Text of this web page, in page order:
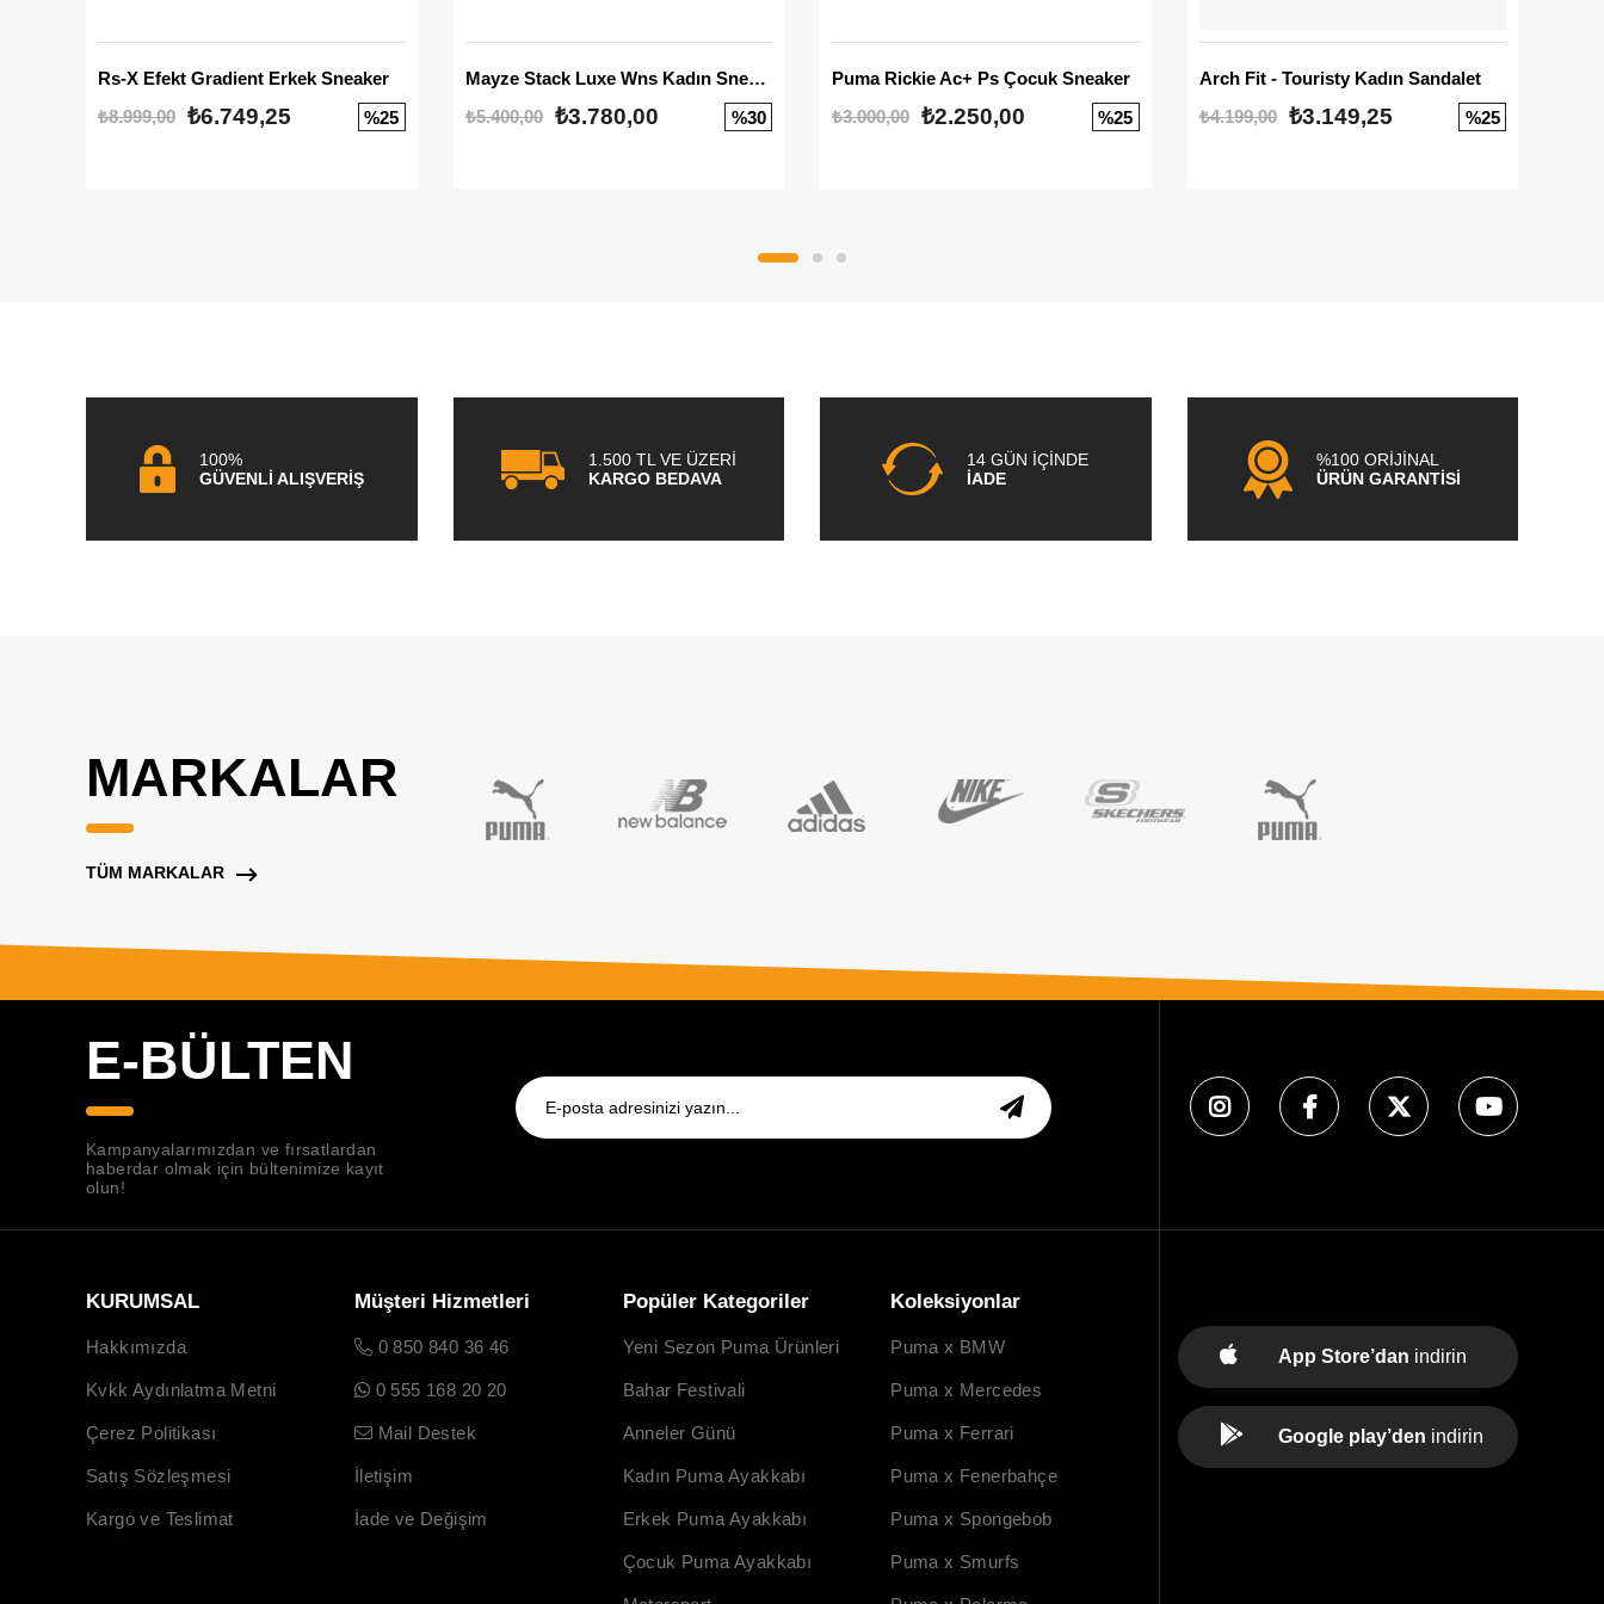
Rs-X Efekt Gradient Erkek Sneaker
₺8.999,00 ₺6.749,25 %25
Mayze Stack Luxe Wns Kadın Sneaker
₺5.400,00
₺3.780,00 %30
Puma Rickie Ac+ Ps Çocuk Sneaker
₺3.000,00 ₺2.250,00 %25
Arch Fit - Touristy Kadın Sandalet
₺4.199,00
₺3.149,25 %25
100%
GÜVENLİ ALIŞVERİŞ
1.500 TL VE ÜZERİ
KARGO BEDAVA
14 GÜN İÇİNDE
İADE
%100 ORİJİNAL
ÜRÜN GARANTİSİ
MARKALAR
TÜM MARKALAR
E-BÜLTEN
Kampanyalarımızdan ve fırsatlardan
haberdar olmak için bültenimize kayıt
olun!
KURUMSAL
Hakkımızda
Kvkk Aydınlatma Metni
Çerez Politikası
Satış Sözleşmesi
Kargo ve Teslimat
Müşteri Hizmetleri
0 850 840 36 46
0 555 168 20 20
Mail Destek
İletişim
İade ve Değişim
Popüler Kategoriler
Yeni Sezon Puma Ürünleri
Bahar Festivali
Anneler Günü
Kadın Puma Ayakkabı
Erkek Puma Ayakkabı
Çocuk Puma Ayakkabı
Koleksiyonlar
Puma x BMW
Puma x Mercedes
Puma x Ferrari
Puma x Fenerbahçe
Puma x Spongebob
Puma x Smurfs
App Store’dan indirin
Google play’den indirin